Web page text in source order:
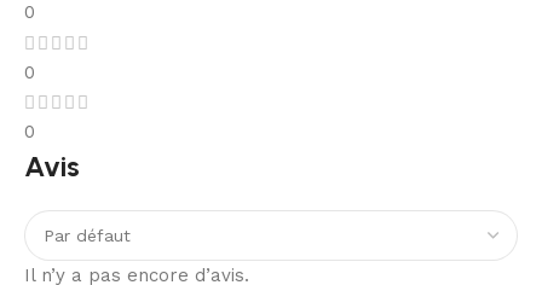
0
0
0
Avis
Il n’y a pas encore d’avis.